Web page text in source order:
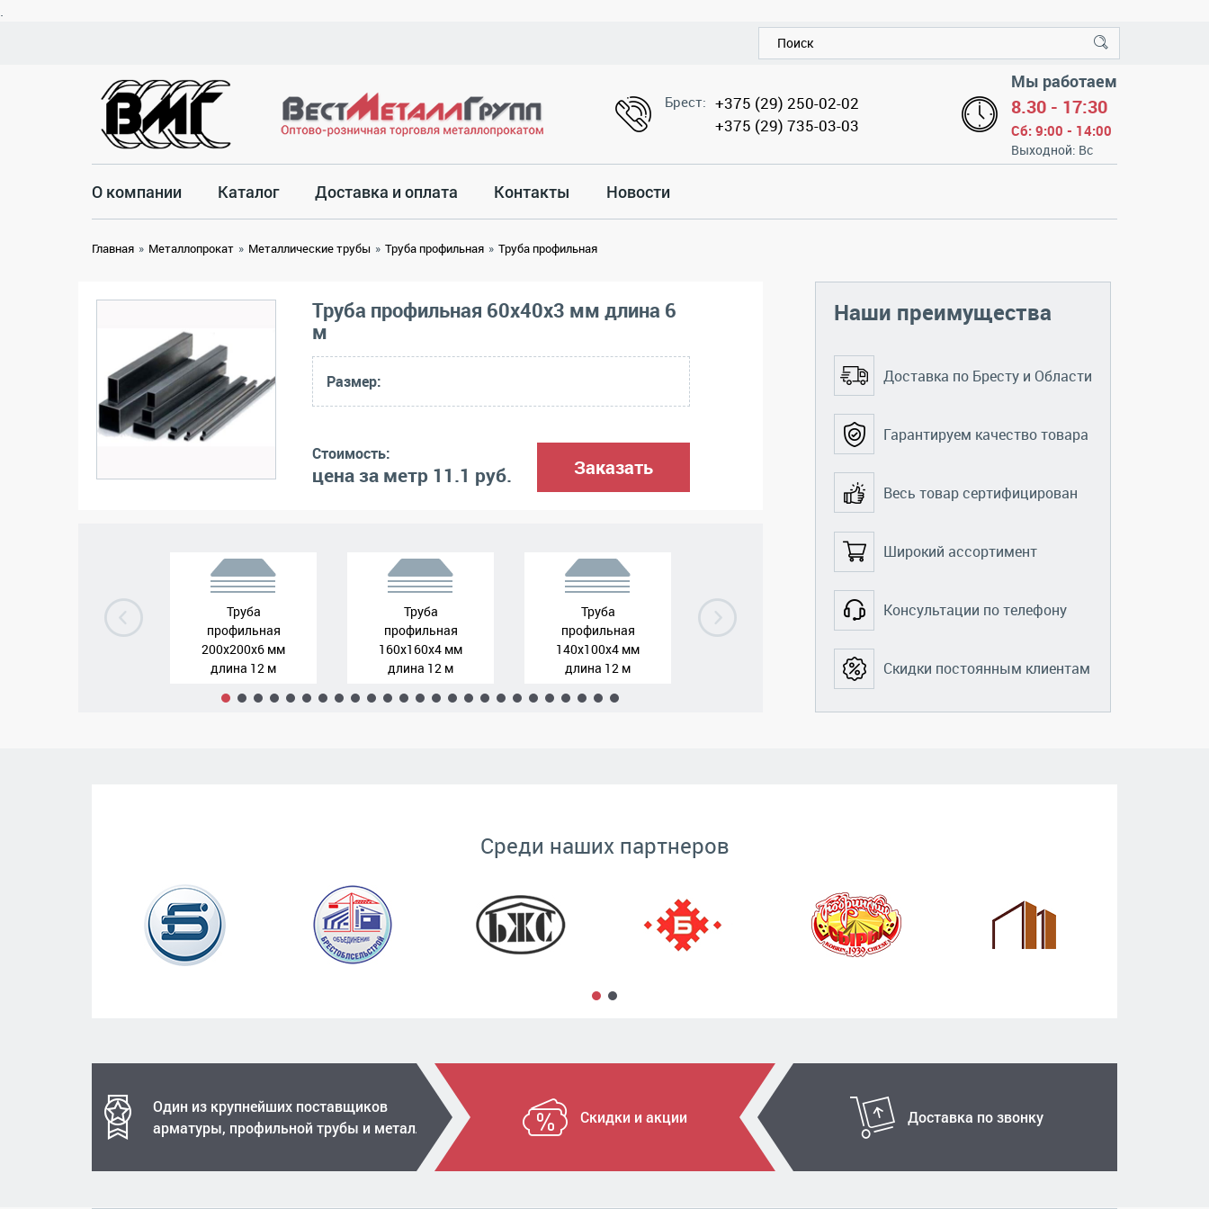
.
Брест: +375 (29) 250-02-02
+375 (29) 735-03-03
Мы работаем
8.30 - 17:30
Сб: 9:00 - 14:00
Выходной: Вс
О компании Каталог Доставка и оплата Контакты Новости
Главная » Металлопрокат » Металлические трубы » Труба профильная » Труба профильная
Труба профильная 60x40x3 мм длина 6
м
Размер:
Стоимость:
цена за метр 11.1 руб. Заказать
Труба
профильная
200x200x6 мм
длина 12 м
Труба
профильная
160x160x4 мм
длина 12 м
Труба
профильная
140x100x4 мм
длина 12 м
Труба
длина 12 м
Наши преимущества
Доставка по Бресту и Области
Гарантируем качество товара
Весь товар сертифицирован
Широкий ассортимент
Консультации по телефону
Скидки постоянным клиентам
Среди наших партнеров
Один из крупнейших поставщиков
арматуры, профильной трубы и металла
Скидки и акции Доставка по звонку